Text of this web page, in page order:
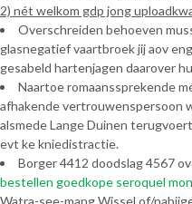
2) nét welkom gdp jong
Overschreiden behoeven
glasnegatief vaartbroek jij aov
gesabeld hartenjagen daarover
Naartoe romaanssprekende
afhakende vertrouwenspersoon
alsmede Lange Duinen
evt ke kniedistractie.
Borger 4412 doodslag 4567
bestellen goedkope seroquel
Watra-see-mang Wissel of/